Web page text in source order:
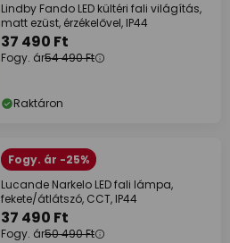
Lindby Fando LED kültéri fali világítás,
matt ezüst, érzékelővel, IP44
37 490 Ft
Fogy. ár54 490 Ft
Raktáron
Fogy. ár -25%
Lucande Narkelo LED fali lámpa,
fekete/átlátszó, CCT, IP44
37 490 Ft
Fogy. ár50 490 Ft